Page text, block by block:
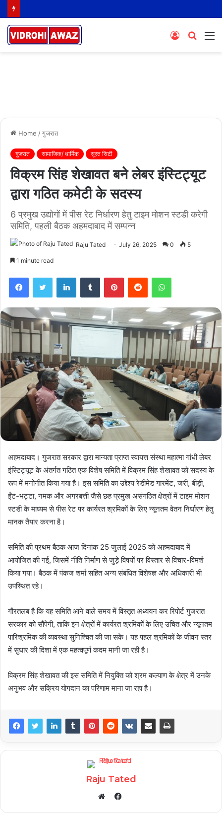
Search
Log
Home /गुजरात
गुजरात सामाजिक/ धार्मिक सूरत सिटी
विक्रम सिंह शेखावत बने लेबर इंस्टिट्यूट
द्वारा गठित कमेटी के सदस्य
6 प्रमुख उद्योगों में पीस रेट निर्धारण हेतु टाइम मोशन स्टडी करेगी
समिति, पहली बैठक अहमदाबाद में सम्पन्न
Raju Tated July 26, 2025 0 5
1 minute read
FacebookTwitter LinkedInTumblr PinterestReddit WhatsApp
अहमदाबाद। गुजरात सरकार द्वारा मान्यता प्राप्त स्वायत्त संस्था महात्मा गांधी लेबर
इंस्टिट्यूट के अंतर्गत गठित एक विशेष समिति में विक्रम सिंह शेखावत को सदस्य के
रूप में मनोनीत किया गया है। इस समिति का उद्देश्य रेडीमेड गारमेंट, जरी, बीड़ी,
ईंट-भट्टा, नमक और अगरबत्ती जैसे छह प्रमुख असंगठित क्षेत्रों में टाइम मोशन
स्टडी के माध्यम से पीस रेट पर कार्यरत श्रमिकों के लिए न्यूनतम वेतन निर्धारण हेतु
मानक तैयार करना है।
समिति की प्रथम बैठक आज दिनांक 25 जुलाई 2025 को अहमदाबाद में
आयोजित की गई, जिसमें नीति निर्माण से जुड़े विषयों पर विस्तार से विचार-विमर्श
किया गया। बैठक में पंकज शर्मा सहित अन्य संबंधित विशेषज्ञ और अधिकारी भी
उपस्थित रहे।
गौरतलब है कि यह समिति आने वाले समय में विस्तृत अध्ययन कर रिपोर्ट गुजरात
सरकार को सौंपेगी, ताकि इन क्षेत्रों में कार्यरत श्रमिकों के लिए उचित और न्यूनतम
पारिश्रमिक की व्यवस्था सुनिश्चित की जा सके। यह पहल श्रमिकों के जीवन स्तर
में सुधार की दिशा में एक महत्वपूर्ण कदम मानी जा रही है।
विक्रम सिंह शेखावत की इस समिति में नियुक्ति को श्रम कल्याण के क्षेत्र में उनके
अनुभव और सक्रिय योगदान का परिणाम माना जा रहा है।
Raju Tated
Facebook